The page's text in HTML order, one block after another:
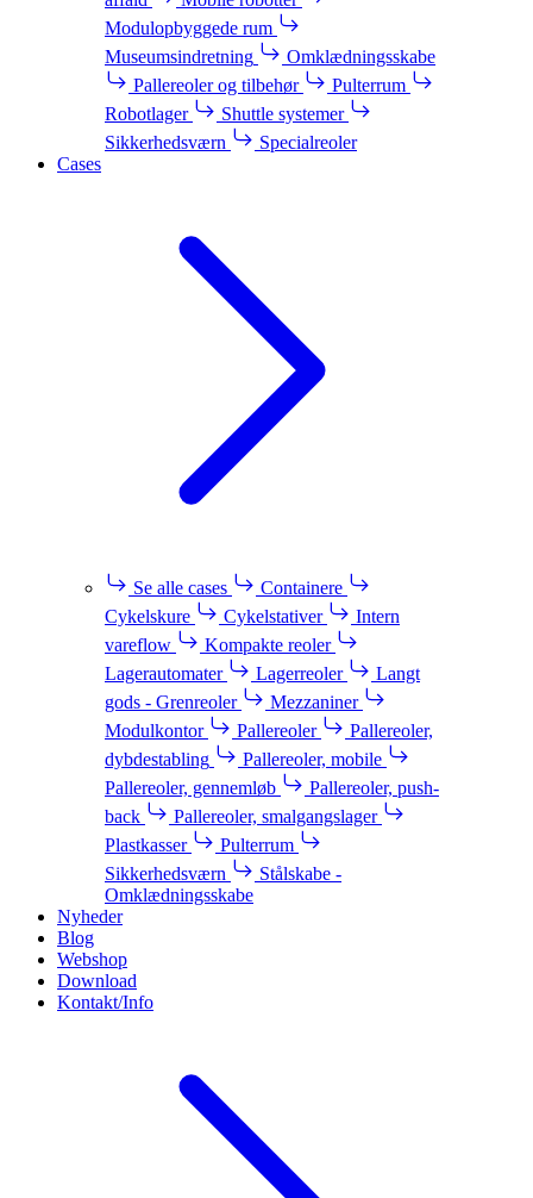
Modulopbyggede rum
Museumsindretning
Omklædningsskabe
Pallereoler og tilbehør
Pulterrum
Robotlager
Shuttle systemer
Sikkerhedsværn
Specialreoler
Cases
Se alle cases
Containere
Cykelskure
Cykelstativer
Intern
vareflow
Kompakte reoler
Lagerautomater
Lagerreoler
Langt
gods - Grenreoler
Mezzaniner
Modulkontor
Pallereoler
Pallereoler,
dybdestabling
Pallereoler, mobile
Pallereoler, gennemløb
Pallereoler, push-
back
Pallereoler, smalgangslager
Plastkasser
Pulterrum
Sikkerhedsværn
Stålskabe -
Omklædningsskabe
Nyheder
Blog
Webshop
Download
Kontakt/Info